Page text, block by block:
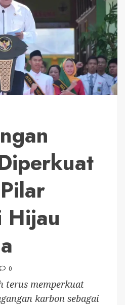
Hijau
0
terus memperkuat
karbon sebagai